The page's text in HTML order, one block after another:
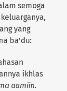
semoga
yang
ba’du:
ikhlas
aamiin.